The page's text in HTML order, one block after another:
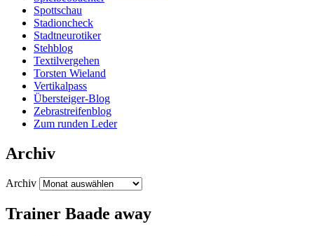
Spottschau
Stadioncheck
Stadtneurotiker
Stehblog
Textilvergehen
Torsten Wieland
Vertikalpass
Übersteiger-Blog
Zebrastreifenblog
Zum runden Leder
Archiv
Archiv
Trainer Baade away